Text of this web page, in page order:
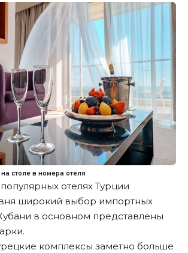
на столе в номера отеля
отелях Турции
широкий выбор импортных
в основном представлены
комплексы заметно больше